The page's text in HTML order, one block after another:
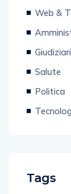
Web &
Salute
Politica
Tags